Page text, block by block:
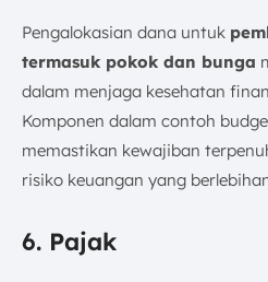
Pengalokasian dana untuk
termasuk pokok dan bunga
dalam menjaga kesehatan
Komponen dalam contoh
memastikan kewajiban
risiko keuangan yang
6. Pajak